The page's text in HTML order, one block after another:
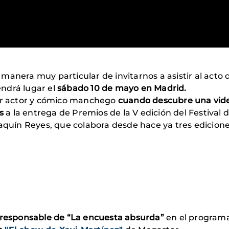
muy particular de invitarnos a asistir al acto
lugar elsábado 10 de mayo en Madrid.
actor y cómico manchego cuando descubre una
a la entrega de Premios de la V edición del Festival
Reyes, que colabora desde hace ya tres
de “La encuesta absurda”en el